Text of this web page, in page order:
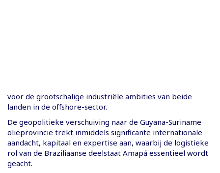
voor de grootschalige industriële ambities van beide
landen in de offshore-sector.
De geopolitieke verschuiving naar de Guyana-Suriname
olieprovincie trekt inmiddels significante internationale
aandacht, kapitaal en expertise aan, waarbij de logistieke
rol van de Braziliaanse deelstaat Amapá essentieel wordt
geacht.